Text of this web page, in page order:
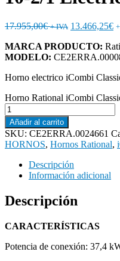
17.955,00€ + IVA 13.466,25€
MARCA PRODUCTO:
MODELO:
Horno electrico iCombi
Horno Rational iCombi
Añadir al carrito
SKU: CE2ERRA.0024661
HORNOS, Hornos Rational,
Descripción
Información adicional
Descripción
CARACTERÍSTICAS
Potencia de conexión: 37,4